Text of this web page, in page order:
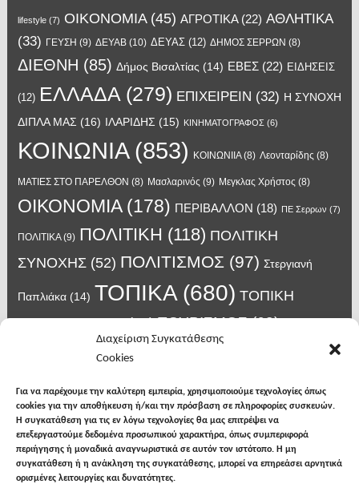
Διαχείριση Συγκατάθεσης
Cookies
Για να παρέχουμε την καλύτερη εμπειρία, χρησιμοποιούμε τεχνολογίες όπως
cookies για την αποθήκευση ή/και την πρόσβαση σε πληροφορίες συσκευών.
Η συγκατάθεση για τις εν λόγω τεχνολογίες θα μας επιτρέψει να
επεξεργαστούμε δεδομένα προσωπικού χαρακτήρα, όπως συμπεριφορά
περιήγησης ή μοναδικά αναγνωριστικά σε αυτόν τον ιστότοπο. Η μη
συγκατάθεση ή η ανάκληση της συγκατάθεσης, μπορεί να επηρεάσει αρνητικά
ορισμένες λειτουργίες και δυνατότητες.
lifestyle(7) OIKONOMIA(45) ΑΓΡΟΤΙΚΑ(22) ΑΘΛΗΤΙΚΑ
(33) ΓΕΥΣΗ (9) ΔΕΥΑΒ(10) ΔΕΥΑΣ(12) ΔΗΜΟΣ ΣΕΡΡΩΝ (8)
ΔΙΕΘΝΗ (85) Δήμος Βισαλτίας (14) ΕΒΕΣ(22) ΕΙΔΗΣΕΙΣ
(12) ΕΛΛΑΔΑ(279) ΕΠΙΧΕΙΡΕΙΝ (32) Η ΣΥΝΟΧΗ
ΔΙΠΛΑ ΜΑΣ (16) ΙΛΑΡΙΔΗΣ (15) ΚΙΝΗΜΑΤΟΓΡΑΦΟΣ(6)
ΚΟΙΝΩΝΙΑ(853) ΚΟΙΝΩΝΙΙΑ(8) Λεονταρίδης (8)
ΜΑΤΙΕΣ ΣΤΟ ΠΑΡΕΛΘΟΝ (8) Μασλαρινός (9) Μεγκλας Χρήστος (8)
ΟΙΚΟΝΟΜΙΑ(178) ΠΕΡΙΒΑΛΛΟΝ (18) ΠΕ Σερρων (7)
ΠΟΛΙΤΙΚΑ(9) ΠΟΛΙΤΙΚΗ (118) ΠΟΛΙΤΙΚΗ
ΣΥΝΟΧΗΣ(52) ΠΟΛΙΤΙΣΜΟΣ (97) Στεργιανή
Παπλιάκα(14) ΤΟΠΙΚΑ(680) ΤΟΠΙΚΗ
ΑΥΤΟΔΙΟΙΚΗΣΗ(45) ΤΟΥΡΙΣΜΟΣ(63)
(14) Χατζηβασιλειου
κρούσματα κορονοϊού(18) λαϊκή Νιγρίτας(13) νοσοκομείο Σερρών
σπυροπουλος(7) υγεια(148)